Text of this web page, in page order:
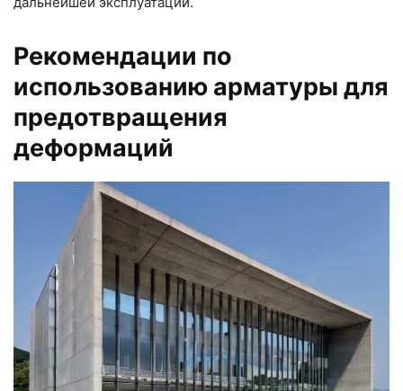
Рекомендации по
использованию арматуры для
предотвращения
деформаций